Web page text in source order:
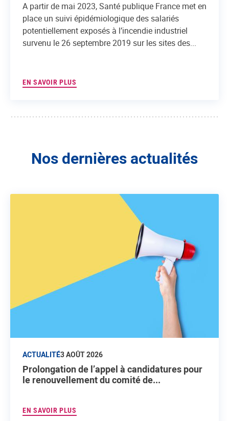
A partir de mai 2023, Santé publique France met en
place un suivi épidémiologique des salariés
potentiellement exposés à l’incendie industriel
survenu le 26 septembre 2019 sur les sites des...
EN SAVOIR PLUS
Nos dernières actualités
ACTUALITÉ3 AOÛT 2026
Prolongation de l’appel à candidatures pour
le renouvellement du comité de...
EN SAVOIR PLUS